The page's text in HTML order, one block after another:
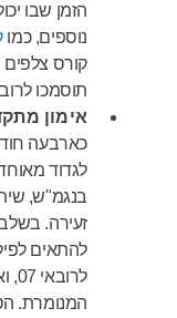
הזמן שבו
נוספים, כמו
קורס צלפים
תוסמכו
אימון
כארבעה
לגדוד
בנגמ"ש,
זעירה.
להתאים
המנומרת.